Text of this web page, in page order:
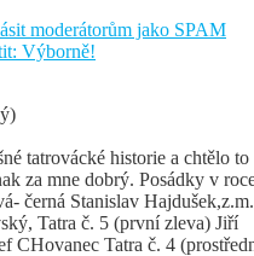
moderátorům jako SPAM
Výborně!
tatrovácké historie a chtělo to
za mne dobrý. Posádky v
černá Stanislav
Tatra č. 5 (první zleva) Jiří
CHovanec Tatra č. 4